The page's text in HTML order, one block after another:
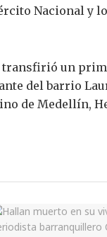
Nacional y
un
del barrio
de Medellín,